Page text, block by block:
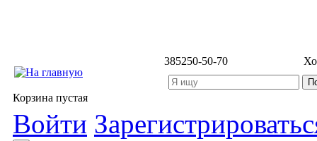
385250-50-70
Корзина пустая
Войти